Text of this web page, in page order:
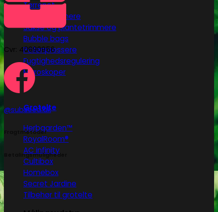
Tørrenet
Plantetrimmere
Sakse og plantetrimmere
Bubble bags
Pollenpressere
Fugtighedsregulering
Mikroskoper
Grotelte
Herbgarden™
RoyalRoom®
AC infinity
Cultibox
Homebox
Secret Jardine
Tilbehør til grotelte
Cvr: 40690956
@subseed.dk
Fragtmetoder
Betalingsmuligheder